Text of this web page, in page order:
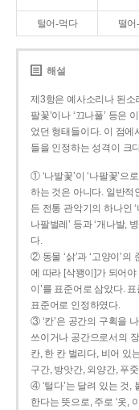
털어-먹다 떨
해설
제3항은 예사소리나 된소
팔꽃’이나 ‘끄나풀’ 등은
었던 형태들이다. 이 점에
들을 인정하는 성격이 크
① ‘나발꽃’이 ‘나팔꽃’으
하는 것은 아니다. 일반적
든 전통 관악기의 하나인
나팔벌레’ 등과 ‘개나발,
다.
② 동물 ‘삵’과 ‘고양이’의
에 따라 [삭꽹이]가 되어
이’를 표준어로 삼았다.
표준어로 인정하였다.
③ ‘칸’은 공간의 구획을
쓰이거나 공간으로서의
칸, 한 칸 벌리다, 비어 있
구간, 방앗간, 외양간, 푸
④ ‘털다’는 달려 있는 것,
한다는 뜻으로, 주로 ‘옷,